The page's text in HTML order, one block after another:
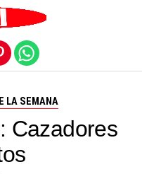
LA SEMANA
Cazadores
móvil